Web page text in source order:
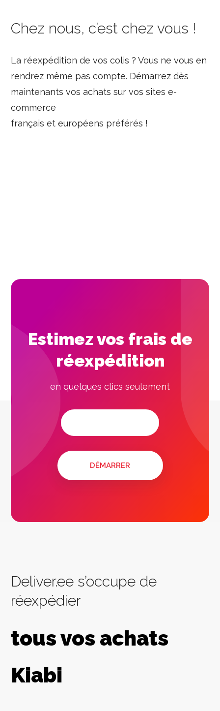
Chez nous, c’est chez vous !
La réexpédition de vos colis ? Vous ne vous en
rendrez même pas compte. Démarrez dès
maintenants vos achats sur vos sites e-
commerce
français et européens préférés !
Estimez vos frais de
réexpédition
en quelques clics seulement
DÉMARRER
Deliver.ee s’occupe de
réexpédier
tous vos achats
Kiabi